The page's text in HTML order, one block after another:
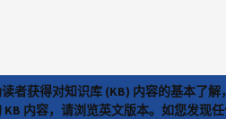
者获得对知识库 (KB) 内容的基本了
KB 内容，请浏览英文版本。如您发现